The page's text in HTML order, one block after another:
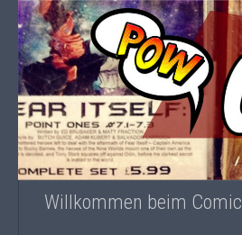
Zum Inhalt springen
Willkommen beim